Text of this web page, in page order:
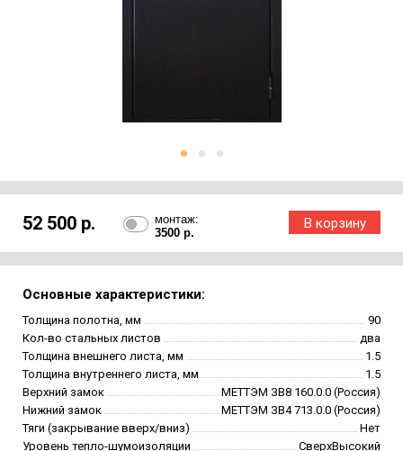
52 500 р.
монтаж:
3500 р.
Основные характеристики:
Толщина полотна, мм
90
Кол-во стальных листов
два
Толщина внешнего листа, мм
1.5
Толщина внутреннего листа, мм
1.5
Верхний замок
МЕТТЭМ ЗВ8 160.0.0 (Россия)
Нижний замок
МЕТТЭМ ЗВ4 713.0.0 (Россия)
Тяги (закрывание вверх/вниз)
Нет
Уровень тепло-шумоизоляции
СверхВысокий